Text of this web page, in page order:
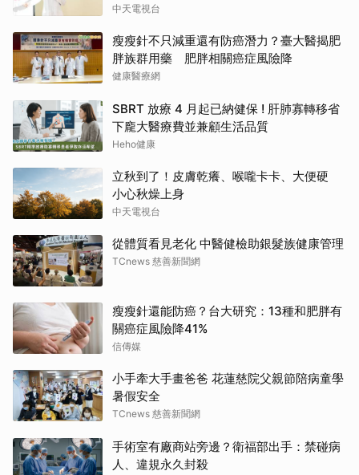
中天電視台
瘦瘦針不只減重還有防癌潛力？臺大醫揭肥
胖族群用藥 肥胖相關癌症風險降
健康醫療網
SBRT 放療 4 月起已納健保 ! 肝肺寡轉移省
下龐大醫療費並兼顧生活品質
Heho健康
立秋到了！皮膚乾癢、喉嚨卡卡、大便硬
小心秋燥上身
中天電視台
從體質看見老化 中醫健檢助銀髮族健康管理
TCnews 慈善新聞網
瘦瘦針還能防癌？台大研究：13種和肥胖有
關癌症風險降41%
信傳媒
小手牽大手畫爸爸 花蓮慈院父親節陪病童學
暑假安全
TCnews 慈善新聞網
手術室有廠商站旁邊？衛福部出手：禁碰病
人、違規永久封殺